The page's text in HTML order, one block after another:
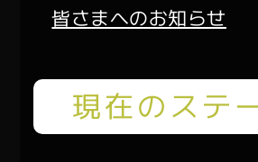
皆さまへのお知らせ
現在のステ